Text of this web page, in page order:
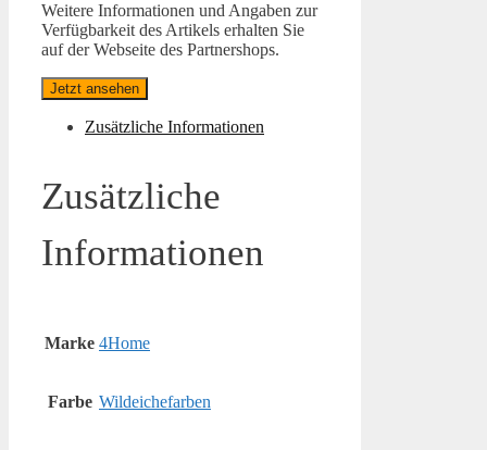
Weitere Informationen und Angaben zur
Verfügbarkeit des Artikels erhalten Sie
auf der Webseite des Partnershops.
Jetzt ansehen
Zusätzliche Informationen
Zusätzliche
Informationen
Marke 4Home
Farbe Wildeichefarben